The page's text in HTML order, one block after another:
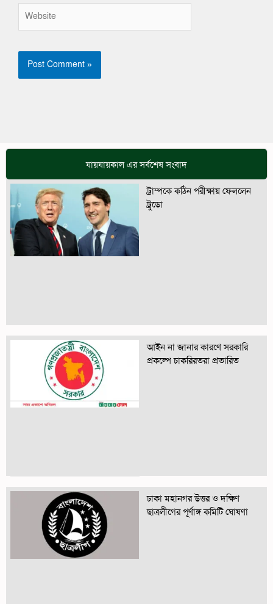
যায়যায়কাল এর সর্বশেষ সংবাদ
ট্রাম্পকে কঠিন পরীক্ষায় ফেললেন
ট্রুডো
আইন না জানার কারণে সরকারি
প্রকল্পে চাকরিরতরা প্রতারিত
ঢাকা মহানগর উত্তর ও দক্ষিণ
ছাত্রলীগের পূর্ণাঙ্গ কমিটি ঘোষণা